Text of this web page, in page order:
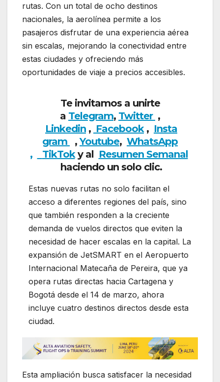
rutas. Con un total de ocho destinos
nacionales, la aerolínea permite a los
pasajeros disfrutar de una experiencia aérea
sin escalas, mejorando la conectividad entre
estas ciudades y ofreciendo más
oportunidades de viaje a precios accesibles.
Te invitamos a unirte
a Telegram, Twitter ,
Linkedin , Facebook, Insta
gram
,Youtube, WhatsApp
,
TikToky al Resumen Semanal
haciendo un solo clic.
Estas nuevas rutas no solo facilitan el
acceso a diferentes regiones del país, sino
que también responden a la creciente
demanda de vuelos directos que eviten la
necesidad de hacer escalas en la capital. La
expansión de JetSMART en el Aeropuerto
Internacional Matecaña de Pereira, que ya
opera rutas directas hacia Cartagena y
Bogotá desde el 14 de marzo, ahora
incluye cuatro destinos directos desde esta
ciudad.
Esta ampliación busca satisfacer la necesidad